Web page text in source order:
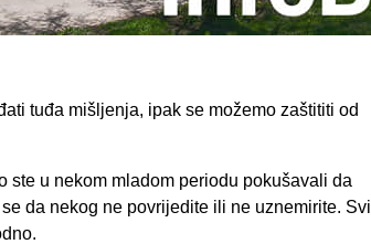
tuđa mišljenja, ipak se možemo zaštititi od
ste u nekom mladom periodu pokušavali da
da nekog ne povrijedite ili ne uznemirite. Svi